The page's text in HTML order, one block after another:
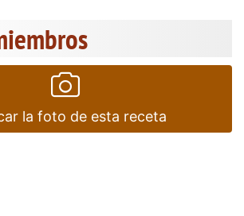
la foto de esta receta